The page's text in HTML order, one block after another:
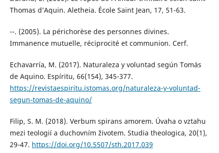
Thomas d’Aquin. Aletheia. École Saint Jean, 17, 51-63.
--. (2005). La périchorèse des personnes divines.
Immanence mutuelle, réciprocité et communion. Cerf.
Echavarría, M. (2017). Naturaleza y voluntad según Tomás
de Aquino. Espíritu, 66(154), 345-377.
https://revistaespiritu.istomas.org/naturaleza-y-voluntad-
segun-tomas-de-aquino/
Filip, S. M. (2018). Verbum spirans amorem. Úvaha o vztahu
mezi teologií a duchovním životem. Studia theologica, 20(1),
29-47. https://doi.org/10.5507/sth.2017.039